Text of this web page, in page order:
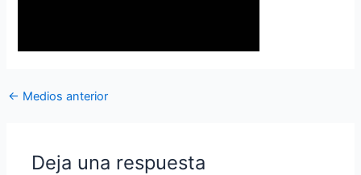
← Medios anterior
Deja una respuesta